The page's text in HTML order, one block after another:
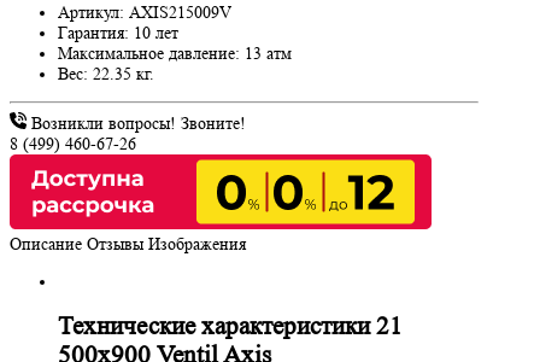
Артикул: AXIS215009V
Гарантия: 10 лет
Максимальное давление: 13 атм
Вес: 22.35 кг.
Возникли вопросы! Звоните!
8 (499) 460-67-26
Описание Отзывы Изображения
Технические характеристики 21
500x900 Ventil Axis